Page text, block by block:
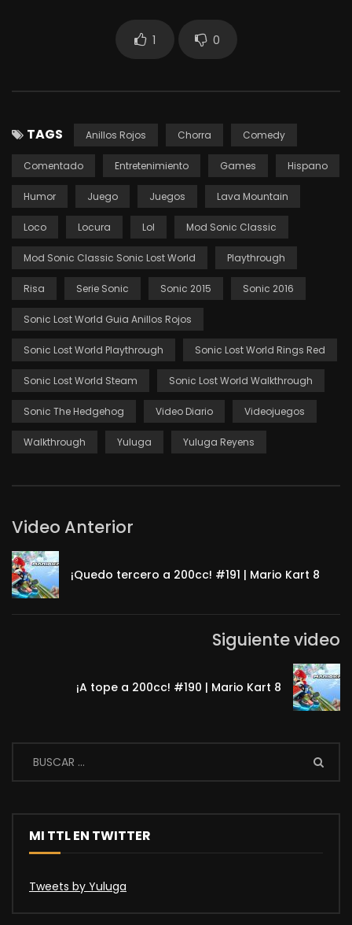
1 0
TAGS Anillos Rojos Chorra Comedy
Comentado Entretenimiento Games Hispano
Humor Juego Juegos Lava Mountain
Loco Locura Lol Mod Sonic Classic
Mod Sonic Classic Sonic Lost World Playthrough
Risa Serie Sonic Sonic 2015 Sonic 2016
Sonic Lost World Guia Anillos Rojos
Sonic Lost World Playthrough Sonic Lost World Rings Red
Sonic Lost World Steam Sonic Lost World Walkthrough
Sonic The Hedgehog Video Diario Videojuegos
Walkthrough Yuluga Yuluga Reyens
Video Anterior
¡Quedo tercero a 200cc! #191 | Mario Kart 8
Siguiente video
¡A tope a 200cc! #190 | Mario Kart 8
MI TTL EN TWITTER
Tweets by Yuluga